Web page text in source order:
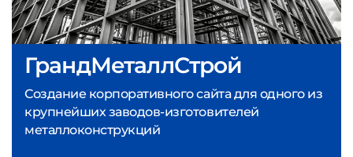
ГрандМеталлСтрой
Создание корпоративного сайта для одного из
крупнейших заводов-изготовителей
металлоконструкций